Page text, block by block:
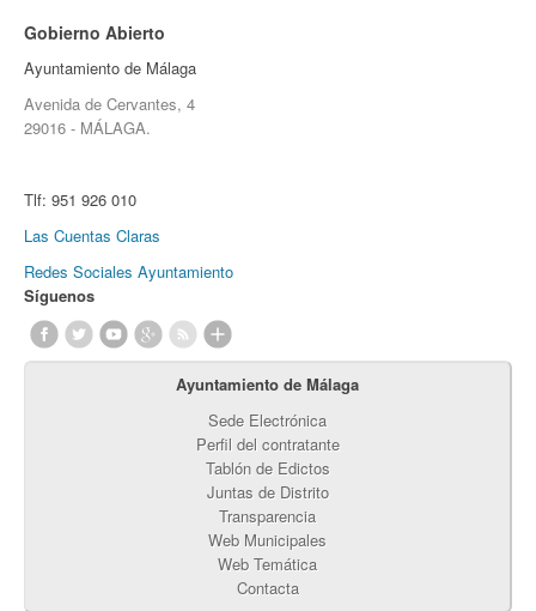
Gobierno Abierto
Ayuntamiento de Málaga
Avenida de Cervantes, 4
29016 - MÁLAGA.
Tlf: 951 926 010
Las Cuentas Claras
Redes Sociales Ayuntamiento
Síguenos
Ayuntamiento de Málaga
Sede Electrónica
Perfil del contratante
Tablón de Edictos
Juntas de Distrito
Transparencia
Web Municipales
Web Temática
Contacta